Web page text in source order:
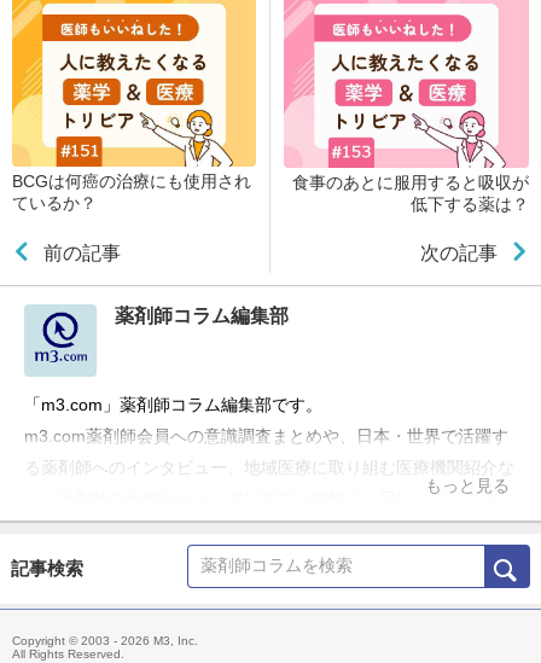
BCGは何癌の治療にも使用され
ているか？
前の記事
食事のあとに服用すると吸収が
低下する薬は？
次の記事
薬剤師コラム編集部
「m3.com」薬剤師コラム編集部です。
m3.com薬剤師会員への意識調査まとめや、日本・世界で活躍す
る薬剤師へのインタビュー、地域医療に取り組む医療機関紹介な
ど、薬剤師の仕事やキャリアに役立つ情報をお届けしています。
もっと見る
記事検索
Copyright © 2003 - 2026 M3, Inc.
All Rights Reserved.